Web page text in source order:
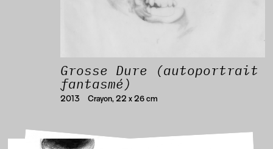
Grosse Dure (autoportrait
fantasmé)
2013 Crayon, 22 x 26 cm